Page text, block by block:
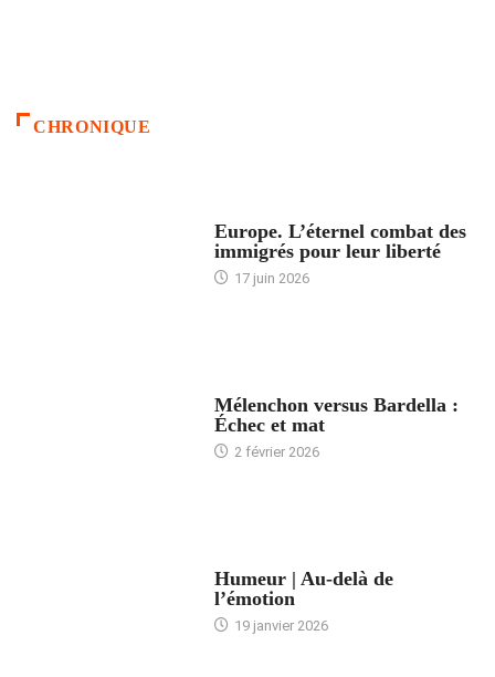
CHRONIQUE
Europe. L’éternel combat des
immigrés pour leur liberté
17 juin 2026
Mélenchon versus Bardella :
Échec et mat
2 février 2026
Humeur | Au-delà de
l’émotion
19 janvier 2026